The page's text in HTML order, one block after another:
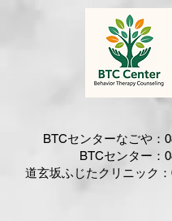
BTCセンターなごや：
BTCセンター​：
道玄坂ふじたクリニック